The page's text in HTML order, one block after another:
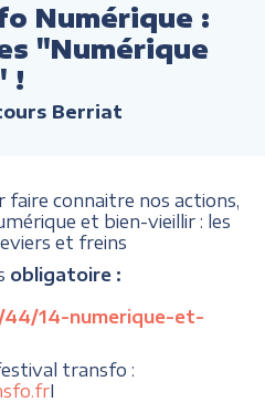
Numérique :
"Numérique
!
Berriat
connaitre nos actions,
et bien-vieillir : les
et freins
obligatoire :
14-numerique-et-
transfo :
I